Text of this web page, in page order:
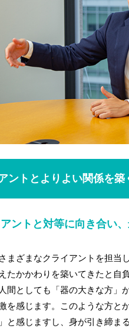
ントとよりよい関係を
ントと対等に向き合い
まざまなクライアントを担当
たかかわりを築いてきたと自
間としても「器の大きな方」
を感じます。このような方と
と感じますし、身が引き締ま